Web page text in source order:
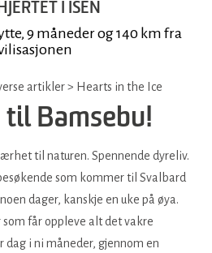
I ISEN
9 måneder og 140 km fra
artikler> Hearts in the Ice
til Bamsebu!
til naturen. Spennende dyreliv.
som kommer til Svalbard
dager, kanskje en uke på øya.
får oppleve alt det vakre
dag i ni måneder, gjennom en